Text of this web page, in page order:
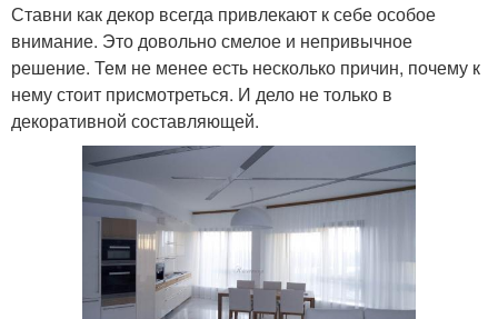
Ставни как декор всегда привлекают к себе особое
внимание. Это довольно смелое и непривычное
решение. Тем не менее есть несколько причин, почему к
нему стоит присмотреться. И дело не только в
декоративной составляющей.